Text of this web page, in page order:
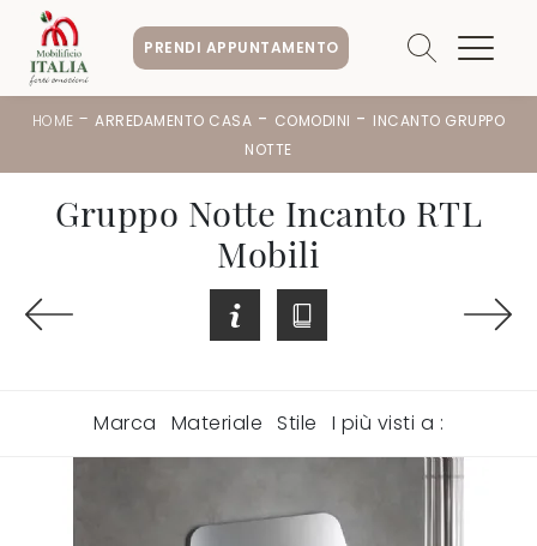
PRENDI APPUNTAMENTO
HOME -ARREDAMENTO CASA - COMODINI - INCANTO GRUPPO
NOTTE
Gruppo Notte Incanto RTL
Mobili
Marca Materiale Stile I più visti a :